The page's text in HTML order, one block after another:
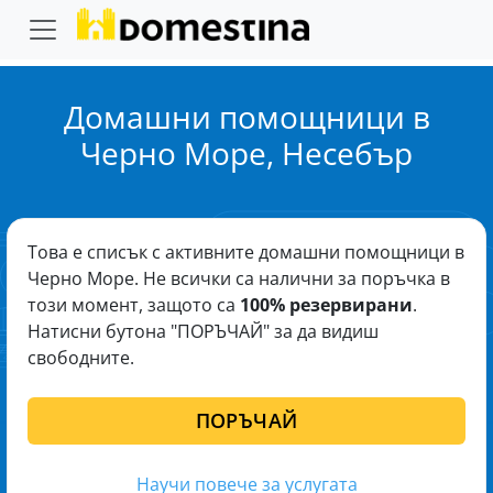
Домашни помощници в
Черно Море, Несебър
Това е списък с активните домашни помощници в
Черно Море. Не всички са налични за поръчка в
този момент, защото са 100% резервирани.
Натисни бутона "ПОРЪЧАЙ" за да видиш
свободните.
ПОРЪЧАЙ
Научи повече за услугата